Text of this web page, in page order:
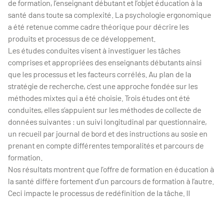
de formation, l’enseignant débutant et l’objet éducation à la
santé dans toute sa complexité. La psychologie ergonomique
a été retenue comme cadre théorique pour décrire les
produits et processus de ce développement.
Les études conduites visent à investiguer les tâches
comprises et appropriées des enseignants débutants ainsi
que les processus et les facteurs corrélés. Au plan de la
stratégie de recherche, c’est une approche fondée sur les
méthodes mixtes qui a été choisie. Trois études ont été
conduites, elles s’appuient sur les méthodes de collecte de
données suivantes : un suivi longitudinal par questionnaire,
un recueil par journal de bord et des instructions au sosie en
prenant en compte différentes temporalités et parcours de
formation.
Nos résultats montrent que l’offre de formation en éducation à
la santé diffère fortement d’un parcours de formation à l’autre.
Ceci impacte le processus de redéfinition de la tâche. Il